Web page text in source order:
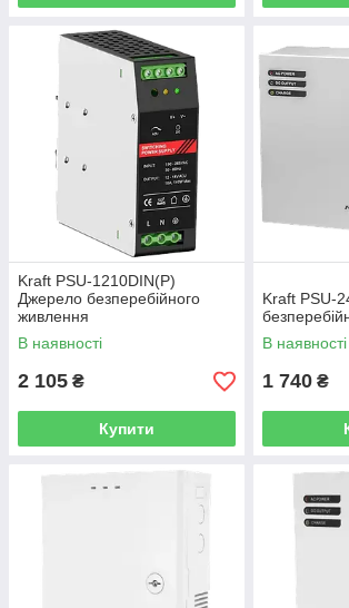
Kraft PSU-1210DIN(P)
Джерело безперебійного
живлення
В наявності
2 105 ₴
Купити
Kraft PSU-
В наявності
1 740 ₴